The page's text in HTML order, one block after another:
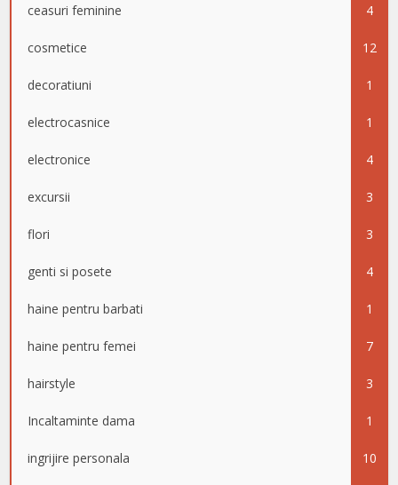
ceasuri feminine 4
cosmetice 12
decoratiuni 1
electrocasnice 1
electronice 4
excursii 3
flori 3
genti si posete 4
haine pentru barbati 1
haine pentru femei 7
hairstyle 3
Incaltaminte dama 1
ingrijire personala 10